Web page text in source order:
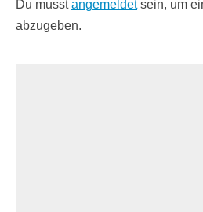
Du musstangemeldetsein, um
abzugeben.